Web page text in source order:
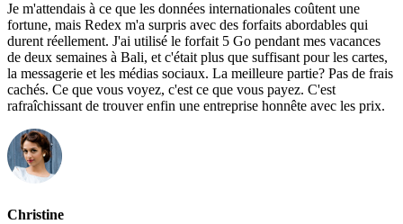
Je m'attendais à ce que les données internationales coûtent une
fortune, mais Redex m'a surpris avec des forfaits abordables qui
durent réellement. J'ai utilisé le forfait 5 Go pendant mes vacances
de deux semaines à Bali, et c'était plus que suffisant pour les cartes,
la messagerie et les médias sociaux. La meilleure partie? Pas de frais
cachés. Ce que vous voyez, c'est ce que vous payez. C'est
rafraîchissant de trouver enfin une entreprise honnête avec les prix.
Christine